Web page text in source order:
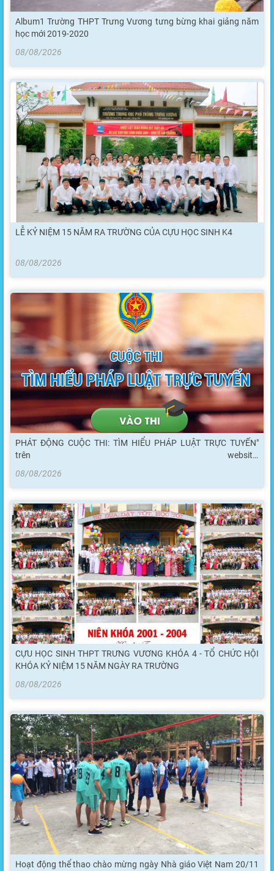
Album1 Trường THPT Trưng Vương tưng bừng khai giảng năm
học mới 2019-2020
08/08/2026
LỄ KỶ NIỆM 15 NĂM RA TRƯỜNG CỦA CỰU HỌC SINH K4
08/08/2026
PHÁT ĐỘNG CUỘC THI: TÌM HIỂU PHÁP LUẬT TRỰC TUYẾN"
trên website:
08/08/2026
CỰU HỌC SINH THPT TRƯNG VƯƠNG KHÓA 4 - TỔ CHỨC HỘI
KHÓA KỶ NIỆM 15 NĂM NGÀY RA TRƯỜNG
08/08/2026
Hoạt động thể thao chào mừng ngày Nhà giáo Việt Nam 20/11